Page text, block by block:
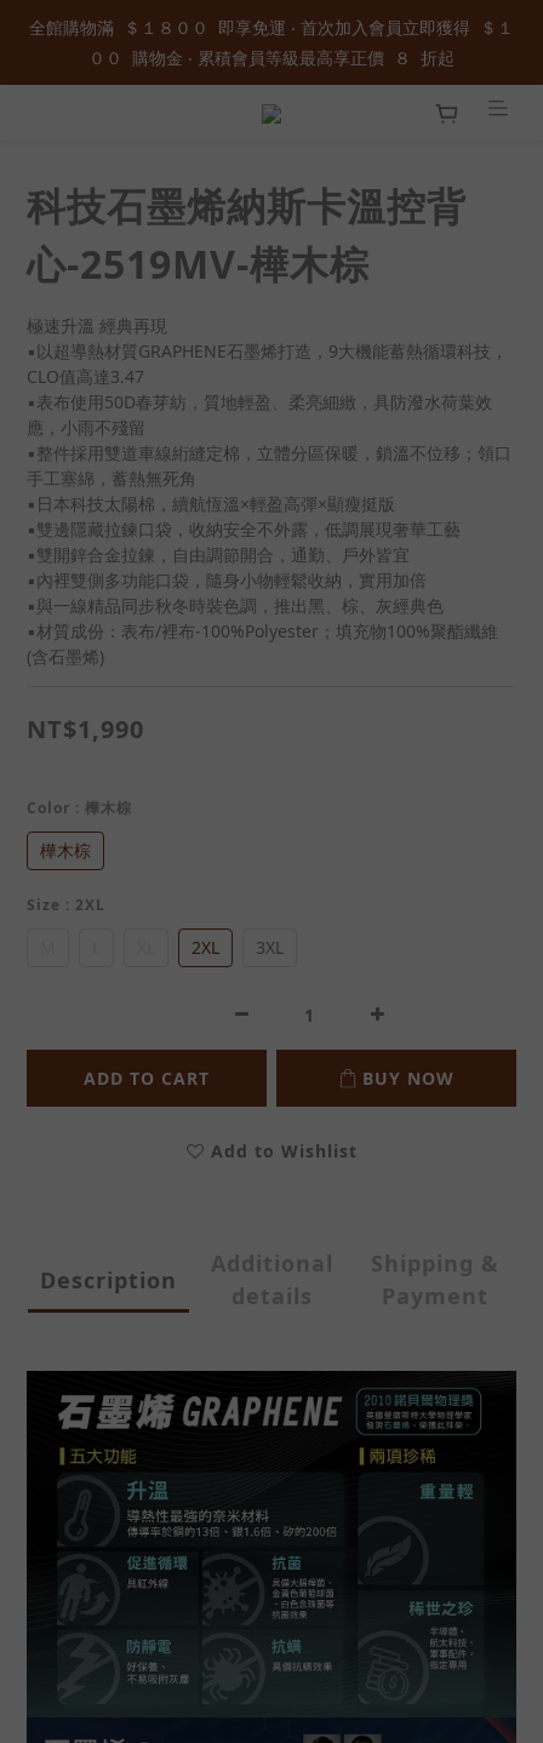
全館購物滿  ＄１８００  即享免運 ‧ 首次加入會員立即獲得  ＄１
００  購物金 ‧ 累積會員等級最高享正價  ８  折起
００  購物金 ‧ 累積會員等級最高享正價  ８  折起
加入官方LINE ID : @wau4368o 享額外秘密折扣
００  購物金 ‧ 累積會員等級最高享正價  ８  折起
科技石墨烯納斯卡溫控背
心-2519MV-樺木棕
極速升溫 經典再現
▪以超導熱材質GRAPHENE石墨烯打造，9大機能蓄熱循環科技，
CLO值高達3.47
▪表布使用50D春芽紡，質地輕盈、柔亮細緻，具防潑水荷葉效
應，小雨不殘留
▪整件採用雙道車線絎縫定棉，立體分區保暖，鎖溫不位移；領口
手工塞綿，蓄熱無死角
▪日本科技太陽棉，續航恆溫×輕盈高彈×顯瘦挺版
▪雙邊隱藏拉鍊口袋，收納安全不外露，低調展現奢華工藝
▪雙開鋅合金拉鍊，自由調節開合，通勤、戶外皆宜
▪內裡雙側多功能口袋，隨身小物輕鬆收納，實用加倍
▪與一線精品同步秋冬時裝色調，推出黑、棕、灰經典色
▪材質成份：表布/裡布-100%Polyester；填充物100%聚酯纖維
(含石墨烯)
NT$1,990
Color : 樺木棕
樺木棕
Size : 2XL
2XL 3XL
ADD TO CART BUY NOW
Add to Wishlist
Description
Additional
details
Shipping &
Payment